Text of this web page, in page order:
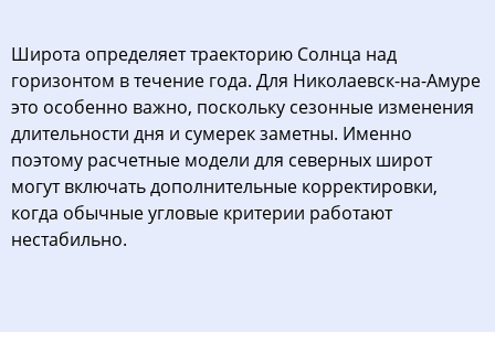
Широта определяет траекторию Солнца над
горизонтом в течение года. Для Николаевск-на-Амуре
это особенно важно, поскольку сезонные изменения
длительности дня и сумерек заметны. Именно
поэтому расчетные модели для северных широт
могут включать дополнительные корректировки,
когда обычные угловые критерии работают
нестабильно.